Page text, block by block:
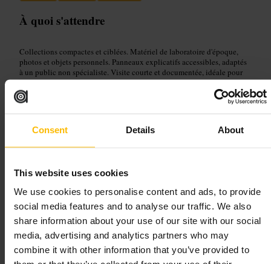
Consent Details About
This website uses cookies
We use cookies to personalise content and ads, to provide
social media features and to analyse our traffic. We also
share information about your use of our site with our social
media, advertising and analytics partners who may
combine it with other information that you’ve provided to
À quoi s'attendre
Collections compactes et ciblées. Matériel de laboratoire d'époque,
photos et objets personnels. Panneaux explicatifs accessibles, adaptés
à un public non spécialiste. Visite courte et documentée, idéale pour
les curieux d'histoire des sciences.
Prévoyez une visite courte et tranquille. Vérifiez les horaires avant de
Praed St, London W2 1NY, UK
The Sherlock Holmes Museum
Arts et divertissement
Musée